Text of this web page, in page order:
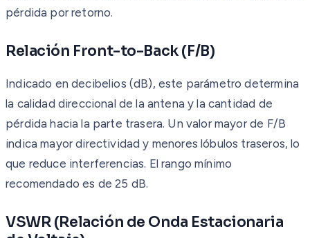
pérdida por retorno.
Relación Front-to-Back (F/B)
Indicado en decibelios (dB), este parámetro determina
la calidad direccional de la antena y la cantidad de
pérdida hacia la parte trasera. Un valor mayor de F/B
indica mayor directividad y menores lóbulos traseros, lo
que reduce interferencias. El rango mínimo
recomendado es de 25 dB.
VSWR (Relación de Onda Estacionaria